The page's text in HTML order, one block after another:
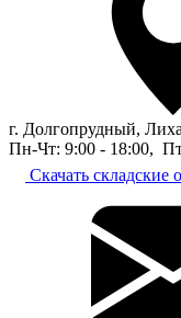
г. Долгопрудный,
Пн-Чт: 9:00 - 18:00,
Скачать складские